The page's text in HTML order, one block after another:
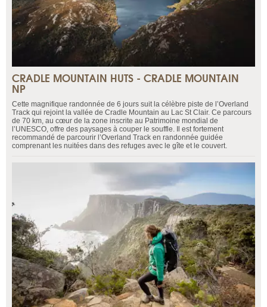
CRADLE MOUNTAIN HUTS - CRADLE MOUNTAIN
NP
Cette magnifique randonnée de 6 jours suit la célèbre piste de l’Overland
Track qui rejoint la vallée de Cradle Mountain au Lac St Clair. Ce parcours
de 70 km, au cœur de la zone inscrite au Patrimoine mondial de
l’UNESCO, offre des paysages à couper le souffle. Il est fortement
recommandé de parcourir l’Overland Track en randonnée guidée
comprenant les nuitées dans des refuges avec le gîte et le couvert.